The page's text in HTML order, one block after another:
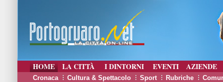
HOME LA CITTÀ I DINTORNI EVENTI AZIENDE
Cronaca Cultura & Spettacolo Sport Rubriche